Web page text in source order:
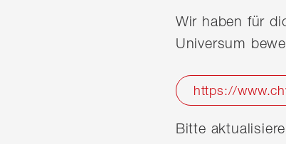
Wir haben für
Universum
https://
Bitte